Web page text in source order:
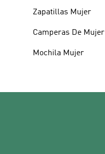
Zapatillas Mujer
Camperas De Mujer
Mochila Mujer